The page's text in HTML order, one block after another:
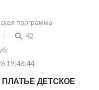
программа
42
19:48:44
ДЕТСКОЕ